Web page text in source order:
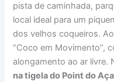
pista de caminhada,
local ideal para um
dos velhos coqueiros.
“Coco em Movimento”,
alongamento ao ar livre.
na tigela do Point do